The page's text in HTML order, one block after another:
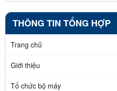
THÔNG TIN TỔNG HỢP
Trang chủ
Giới thiệu
Tổ chức bộ máy